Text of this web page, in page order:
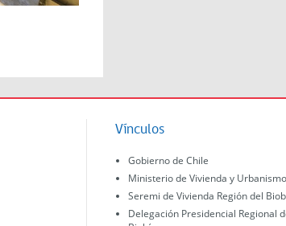
Vínculos
Gobierno de Chile
Ministerio de Vivienda y Urbanismo
Seremi de Vivienda Región del
Delegación Presidencial Regional